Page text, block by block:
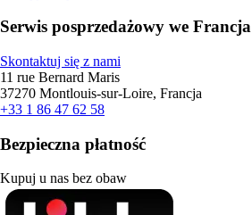
Serwis posprzedażowy we Francja
Skontaktuj się z nami
11 rue Bernard Maris
37270 Montlouis-sur-Loire, Francja
+33 1 86 47 62 58
Bezpieczna płatność
Kupuj u nas bez obaw